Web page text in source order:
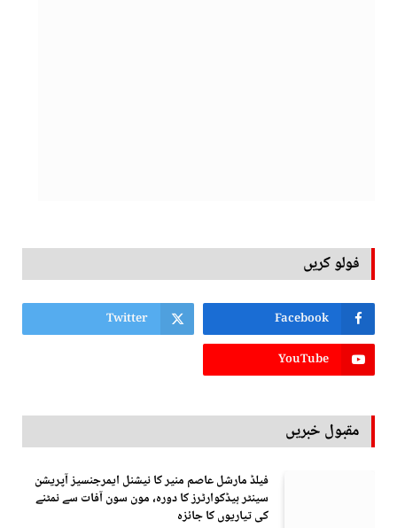
فولو کریں
Facebook
Twitter
YouTube
مقبول خبریں
فیلڈ مارشل عاصم منیر کا نیشنل ایمرجنسیز آپریشن
سینٹر ہیڈکوارٹرز کا دورہ، مون سون آفات سے نمٹنے
کی تیاریوں کا جائزہ